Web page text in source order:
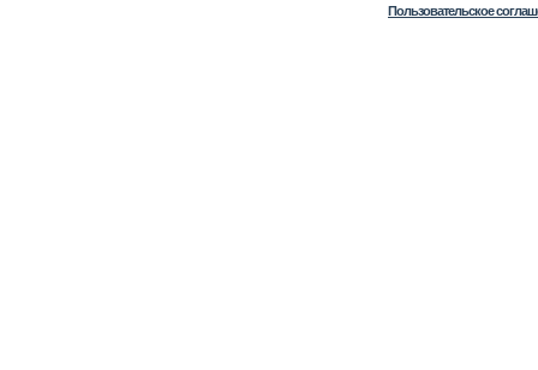
Пользовательское